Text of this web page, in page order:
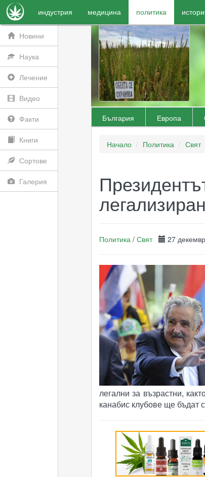
индустрия медицина политика
Новини
Наука
Лечение
Видео
Факти
Книги
Сортове
Галерия
България Европа
Начало Политика Свят
Политика/ Свят 27
легални за възрастни,
канабис клубове ще бъдат